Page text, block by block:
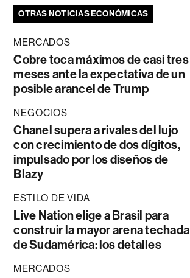
OTRAS NOTICIAS ECONÓMICAS
MERCADOS
Cobre toca máximos de casi tres
meses ante la expectativa de un
posible arancel de Trump
NEGOCIOS
Chanel supera a rivales del lujo
con crecimiento de dos dígitos,
impulsado por los diseños de
Blazy
ESTILO DE VIDA
Live Nation elige a Brasil para
construir la mayor arena techada
de Sudamérica: los detalles
MERCADOS